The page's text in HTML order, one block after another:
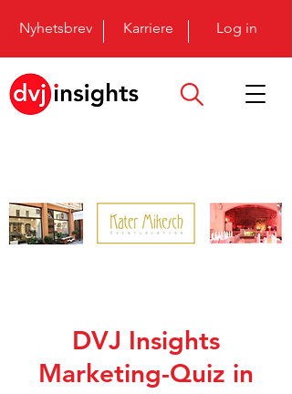
Nyhetsbrev Karriere Log in
DVJ Insights
Marketing-Quiz in